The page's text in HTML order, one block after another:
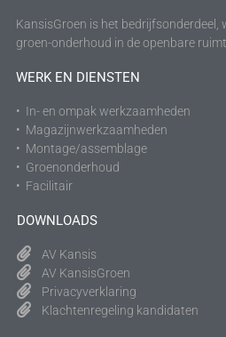
KansisGroen is het
groen-onderhoud in de openbare
WERK EN DIENSTEN
• In- en ompak werkzaamheden
• Magazijnwerkzaamheden
• Montage/assemblage
• Groenonderhoud
• Facilitair
DOWNLOADS
AV Kansis
AV KansisGroen
Privacyverklaring
Klachtenregeling kandidaten